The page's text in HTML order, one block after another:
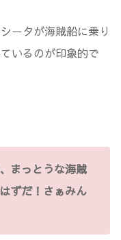
ータが海賊船に乗り
いるのが印象的で
まっとうな海賊
ずだ！さぁみん